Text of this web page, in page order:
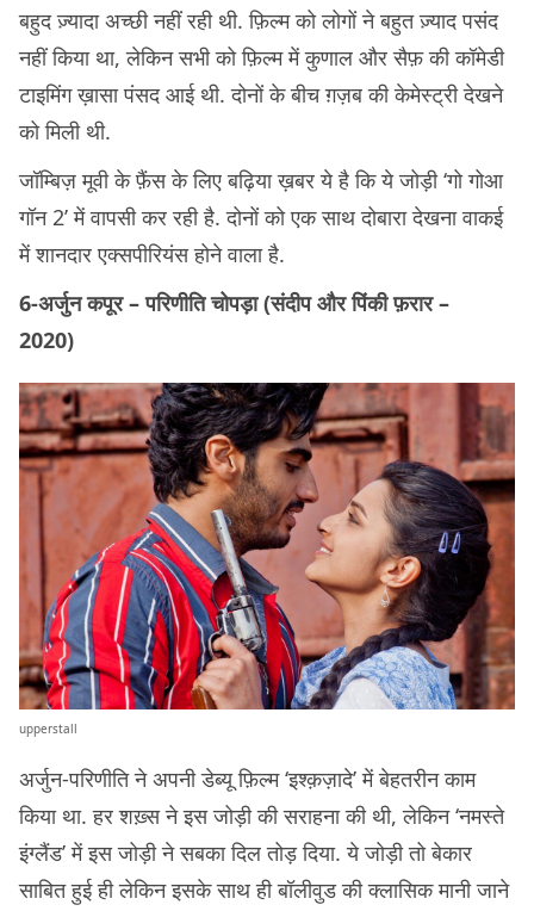
बहुद ज़्यादा अच्छी नहीं रही थी. फ़िल्म को लोगों ने बहुत ज़्याद पसंद
नहीं किया था, लेकिन सभी को फ़िल्म में कुणाल और सैफ़ की कॉमेडी
टाइमिंग ख़ासा पंसद आई थी. दोनों के बीच ग़ज़ब की केमेस्ट्री देखने
को मिली थी.
जॉम्बिज़ मूवी के फ़ैंस के लिए बढ़िया ख़बर ये है कि ये जोड़ी ‘गो गोआ
गॉन 2’ में वापसी कर रही है. दोनों को एक साथ दोबारा देखना वाकई
में शानदार एक्सपीरियंस होने वाला है.
6-अर्जुन कपूर – परिणीति चोपड़ा (संदीप और पिंकी फ़रार –
2020)
upperstall
अर्जुन-परिणीति ने अपनी डेब्यू फ़िल्म ‘इश्क़ज़ादे’ में बेहतरीन काम
किया था. हर शख़्स ने इस जोड़ी की सराहना की थी, लेकिन ‘नमस्ते
इंग्लैंड’ में इस जोड़ी ने सबका दिल तोड़ दिया. ये जोड़ी तो बेकार
साबित हुई ही लेकिन इसके साथ ही बॉलीवुड की क्लासिक मानी जाने